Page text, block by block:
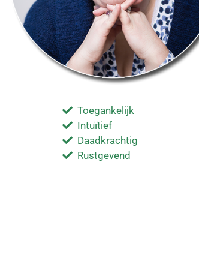
Toegankelijk
Intuïtief
Daadkrachtig
Rustgevend